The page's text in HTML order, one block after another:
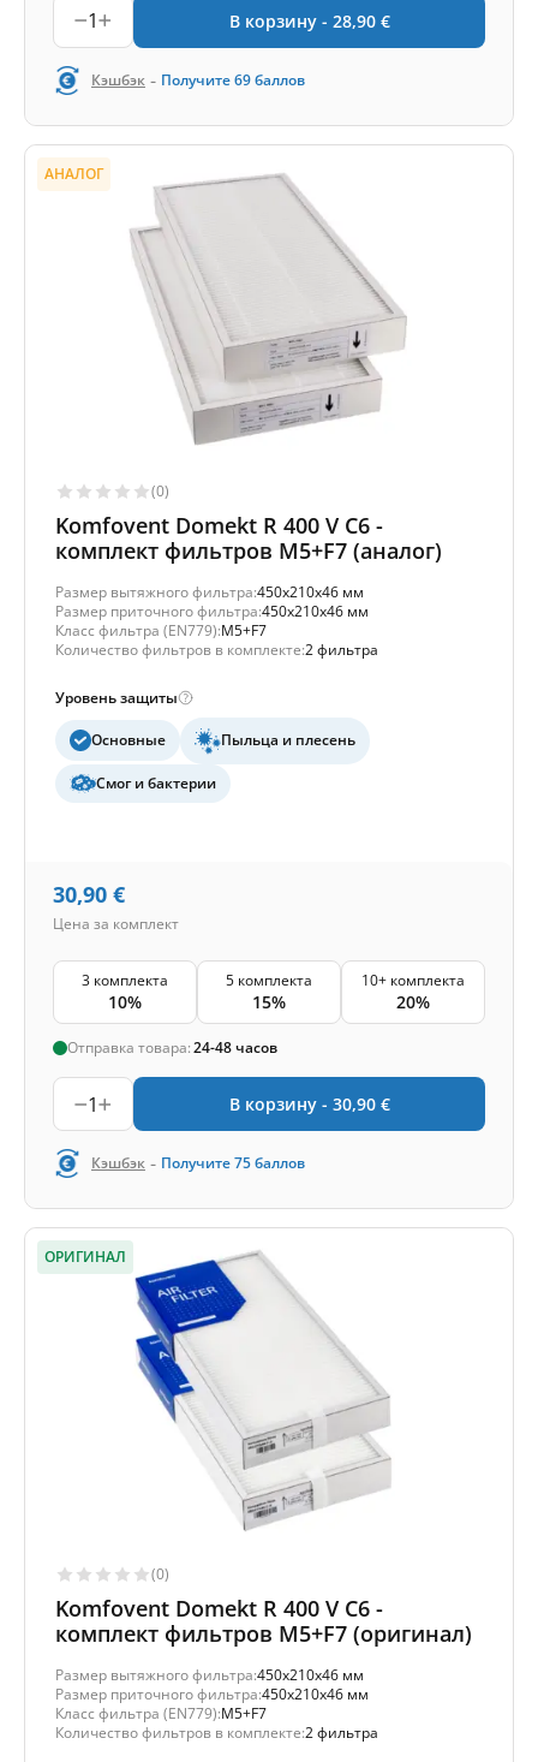
1 В корзину - 28,90 €
Кэшбэк - Получите69баллов
АНАЛОГ
(0)
Komfovent Domekt R 400 V C6 -
комплект фильтров M5+F7 (аналог)
Размер вытяжного фильтра:450x210x46 мм
Размер приточного фильтра:450x210x46 мм
Класс фильтра (EN779):M5+F7
Количество фильтров в комплекте:2 фильтра
Уровень защиты
Основные Пыльца и плесень
Смог и бактерии
30,90 €
Цена за комплект
3 комплекта
10%
5 комплекта
15%
10+ комплекта
20%
Отправка товара:24-48 часов
1 В корзину - 30,90 €
Кэшбэк - Получите75баллов
ОРИГИНАЛ
(0)
Komfovent Domekt R 400 V C6 -
комплект фильтров M5+F7 (оригинал)
Размер вытяжного фильтра:450x210x46 мм
Размер приточного фильтра:450x210x46 мм
Класс фильтра (EN779):M5+F7
Количество фильтров в комплекте:2 фильтра